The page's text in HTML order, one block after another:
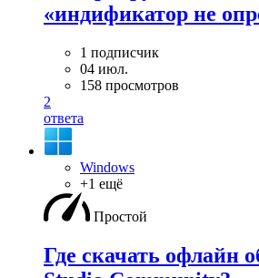
«индификатор не
1 подписчик
04 июл.
158 просмотров
2
ответа
Windows
+1 ещё
Простой
Где скачать офлайн